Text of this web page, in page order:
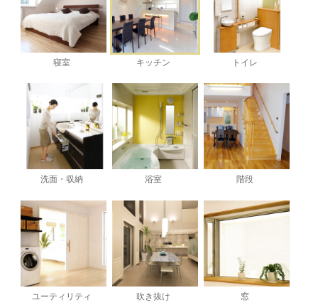
寝室 キッチン トイレ
洗面・収納 浴室 階段
ユーティリティ 吹き抜け 窓